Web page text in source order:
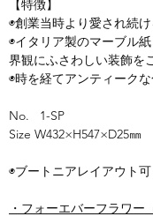
【特徴】
◉創業当時より愛され続け
◉イタリア製のマーブル
界観にふさわしい装飾を
◉時を経てアンティーク
No. 1-SP
Size W432×H547×D25㎜
◉ブートニアレイアウト可
・フォーエバーフラワ